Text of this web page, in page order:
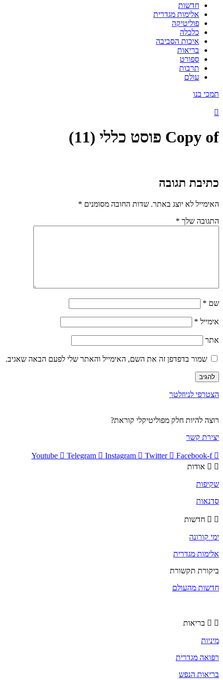
חדשות
אלימות מגדרית
פוליטיקה
כלכלה
איכות הסביבה
בריאות
ספורט
תרבות
עולם
תמכי בנו
Copy of פוסט כללי (11)
כתיבת תגובה
האימייל לא יוצג באתר. שדות החובה מסומנים *
התגובה שלך *
שם *
אימייל *
אתר
שמור בדפדפן זה את השם, האימייל והאתר שלי לפעם הבאה שאגיב.
הצטרפי לניוזלטר
רוצה להיות חלק מפוליטיקלי קוראת?
יצירת קשר
Youtube Telegram Instagram Twitter
Facebook-f
אודות
שקיפות
סדנאות
חדשות
ימי קורונה
אלימות מגדרית
ביקורת תקשורת
חדשות מהעולם
בריאות
מיניות
רפואה מגדרית
בריאות הנפש